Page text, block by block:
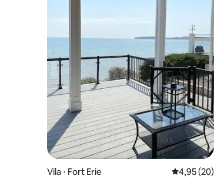
Vila ⋅ Fort Erie 4,95 de
4,95 (20)